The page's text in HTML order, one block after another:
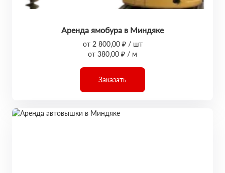
Аренда ямобура в Миндяке
от 2 800,00 ₽ / шт
от 380,00 ₽ / м
Заказать